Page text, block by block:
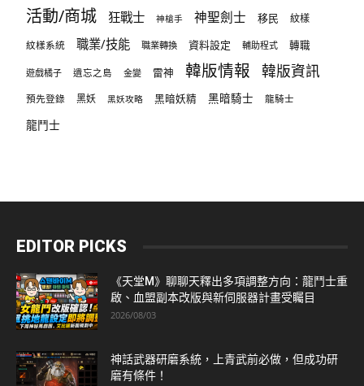
活動/商城 狂戰士 神槍手 神聖劍士 移民 紋樣
紋樣系統 職業/技能 職業轉換 資料設定 輔助程式 轉職
遊戲橘子 遺忘之島 金變 雷神 韓版情報 韓版資訊
預先登錄 黑妖 黑妖攻略 黑暗妖精 黑暗騎士 龍騎士
龍鬥士
EDITOR PICKS
《天堂M》聊聊天釋出多項調整方向：龍鬥士重
啟、血盟副本改版與新伺服器計畫受矚目
2026/08/03
神話武器研磨系統，上青武前必做，但成功研
磨有條件！